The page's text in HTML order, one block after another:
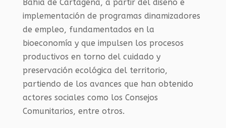
Bahía de Cartagena, a partir del diseño e
implementación de programas dinamizadores
de empleo, fundamentados en la
bioeconomía y que impulsen los procesos
productivos en torno del cuidado y
preservación ecológica del territorio,
partiendo de los avances que han obtenido
actores sociales como los Consejos
Comunitarios, entre otros.